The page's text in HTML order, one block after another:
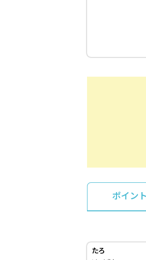
ポイン
たろ